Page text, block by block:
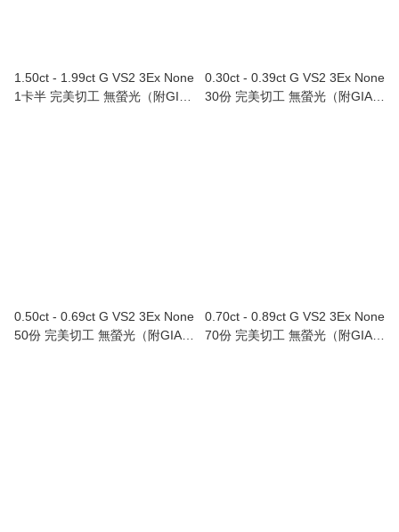
1.50ct - 1.99ct G VS2 3Ex None
1卡半 完美切工 無螢光（附GIA
0.30ct - 0.39ct G VS2 3Ex None
30份 完美切工 無螢光（附GIA證
0.50ct - 0.69ct G VS2 3Ex None
50份 完美切工 無螢光（附GIA證
0.70ct - 0.89ct G VS2 3Ex None
70份 完美切工 無螢光（附GIA證